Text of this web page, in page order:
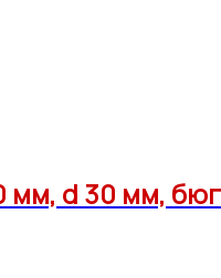
мм, d 30 мм,